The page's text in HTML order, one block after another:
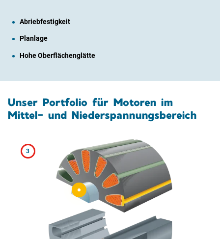
Abriebfestigkeit
Planlage
Hohe Oberflächenglätte
Unser Portfolio für Motoren im
Mittel- und Niederspannungsbereich
3